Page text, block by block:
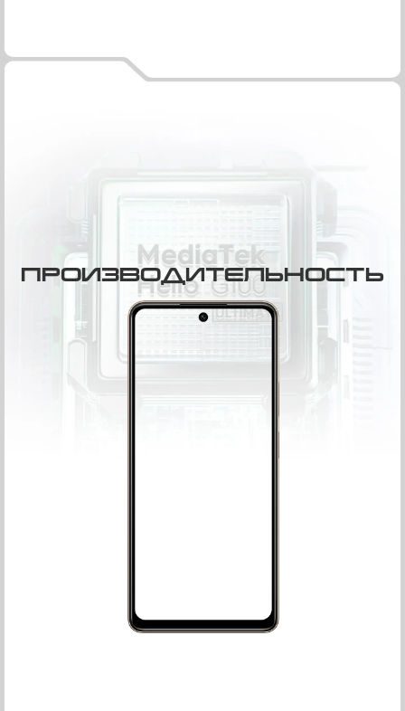
анимации
Обновлённые анимации позволяют вдвойне
насладиться плавной работой интерфейса